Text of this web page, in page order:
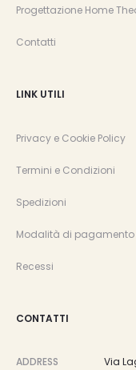
Progettazione Home
Contatti
LINK UTILI
Privacy e Cookie Policy
Termini e Condizioni
Spedizioni
Modalità di pagamento
Recessi
CONTATTI
ADDRESS
Via